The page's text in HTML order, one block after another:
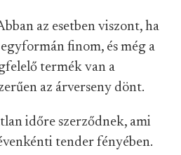
az esetben viszont, ha
finom, és még a
termék van a
az árverseny dönt.
időre szerződnek, ami
tender fényében.